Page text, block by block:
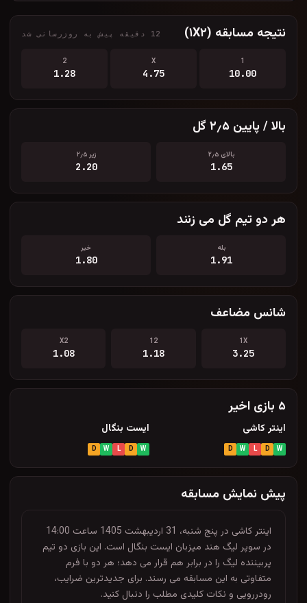
نتیجه مسابقه (۱X۲) 12 دقیقه پیش به روزرسانی شد
1
10.00
X
4.75
2
1.28
بالا / پایین ۲٫۵ گل
بالای ۲٫۵
1.65
زیر ۲٫۵
2.20
هر دو تیم گل می زنند
بله
1.91
خیر
1.80
شانس مضاعف
1X
3.25
12
1.18
X2
1.08
۵ بازی اخیر
اینتر کاشی
W
D
L
W
D
ایست بنگال
W
D
L
W
D
پیش نمایش مسابقه
اینتر کاشی در پنج شنبه، 31 اردیبهشت 1405 ساعت 14:00
در سوپر لیگ هند میزبان ایست بنگال است. این بازی دو تیم
پربیننده لیگ را در برابر هم قرار می دهد؛ هر دو با فرم
متفاوتی به این مسابقه می رسند. برای جدیدترین ضرایب،
رودررویی و نکات کلیدی مطلب را دنبال کنید.